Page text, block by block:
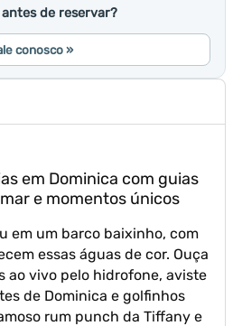
de reservar?
conosco »
em Dominica com guias
e momentos únicos
em um barco baixinho, com
essas águas de cor. Ouça
ao vivo pelo hidrofone, aviste
de Dominica e golfinhos
rum punch da Tiffany e